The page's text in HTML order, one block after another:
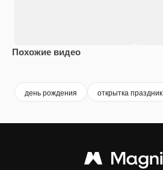
Похожие видео
день рождения открытка праздник